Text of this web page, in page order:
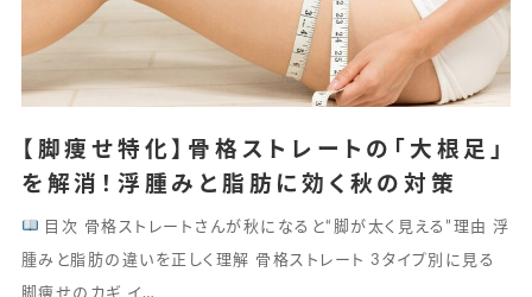
【脚痩せ特化】骨格ストレートの「大根足」
を解消！浮腫みと脂肪に効く秋の対策
目次 骨格ストレートさんが秋になると“脚が太く見える”理由 浮
腫みと脂肪の違いを正しく理解 骨格ストレート 3タイプ別に見る